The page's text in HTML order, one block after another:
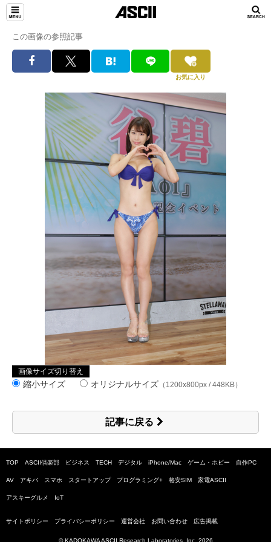
この画像の参照記事
お気に入り
画像サイズ切り替え
縮小サイズ オリジナルサイズ （1200x800px / 448KB）
記事に戻る
TOP ASCII倶楽部 ビジネス TECH デジタル iPhone/Mac ゲーム・ホビー 自作PC
AV アキバ スマホ スタートアップ プログラミング+ 格安SIM 家電ASCII
アスキーグルメ IoT
サイトポリシー プライバシーポリシー 運営会社 お問い合わせ 広告掲載
© KADOKAWA ASCII Research Laboratories, Inc. 2026